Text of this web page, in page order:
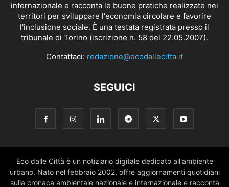
internazionale e racconta le buone pratiche realizzate nei
territori per sviluppare l'economia circolare e favorire
l'inclusione sociale. È una testata registrata presso il
tribunale di Torino (iscrizione n. 58 del 22.05.2007).
Contattaci: redazione@ecodallecitta.it
SEGUICI
Eco dalle Città è un notiziario digitale dedicato all'ambiente
urbano. Nato nel febbraio 2002, offre aggiornamenti quotidiani
sulla cronaca ambientale nazionale e internazionale e racconta